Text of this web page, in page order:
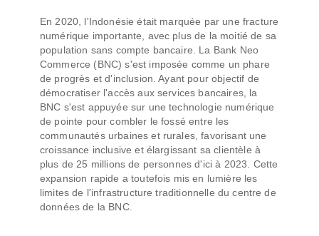
En 2020, l'Indonésie était marquée par une fracture
numérique importante, avec plus de la moitié de sa
population sans compte bancaire. La Bank Neo
Commerce (BNC) s'est imposée comme un phare
de progrès et d'inclusion. Ayant pour objectif de
démocratiser l'accès aux services bancaires, la
BNC s'est appuyée sur une technologie numérique
de pointe pour combler le fossé entre les
communautés urbaines et rurales, favorisant une
croissance inclusive et élargissant sa clientèle à
plus de 25 millions de personnes d'ici à 2023. Cette
expansion rapide a toutefois mis en lumière les
limites de l'infrastructure traditionnelle du centre de
données de la BNC.